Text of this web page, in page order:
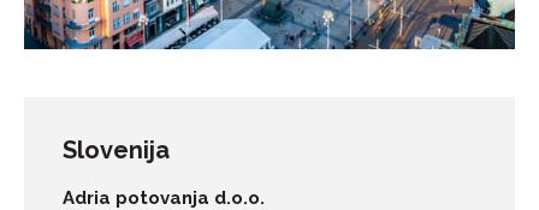
Slovenija
Adria potovanja d.o.o.